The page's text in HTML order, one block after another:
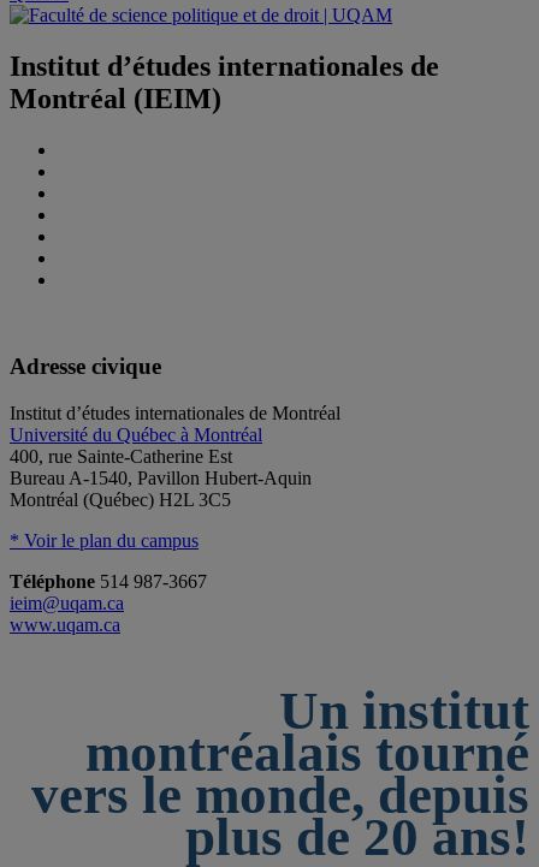
Institut d’études internationales de
Montréal (IEIM)
Adresse civique
Institut d’études internationales de Montréal
Université du Québec à Montréal
400, rue Sainte-Catherine Est
Bureau A-1540, Pavillon Hubert-Aquin
Montréal (Québec) H2L 3C5
* Voir le plan du campus
Téléphone 514 987-3667
ieim@uqam.ca
www.uqam.ca
Un institut
montréalais tourné
vers le monde, depuis
plus de 20 ans!